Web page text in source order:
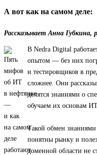
А вот как на самом деле:
Рассказывает Анна Губкина,
В Nedra Digital
опытом — без них
и тестировщиков в
сложнее. Они
делятся знаниями о
обучаем их основам
Такой обмен знаниями
понятны рынку и
доменной области не